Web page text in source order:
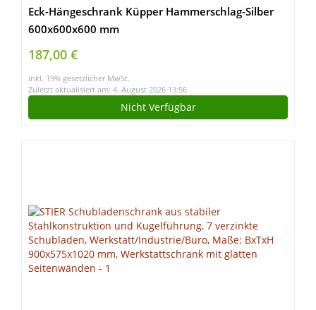
Eck-Hängeschrank Küpper Hammerschlag-Silber
600x600x600 mm
187,00 €
inkl. 19% gesetzlicher MwSt.
Zuletzt aktualisiert am: 4. August 2026 13:56
Nicht Verfügbar